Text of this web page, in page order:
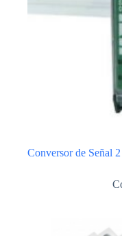
Conversor de Señal